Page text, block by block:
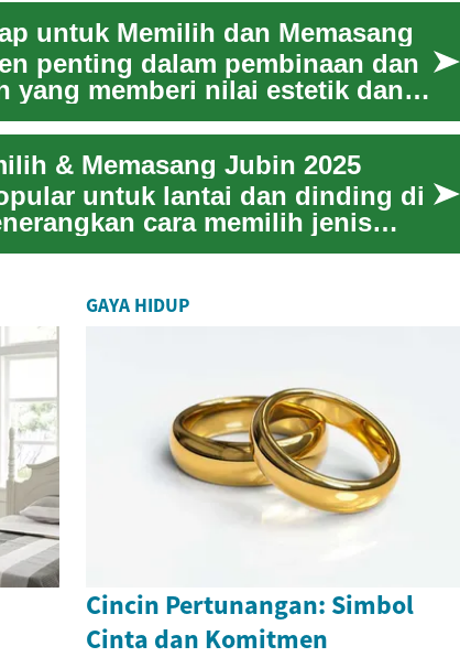
untuk Memilih dan Memasang
penting dalam pembinaan dan
yang memberi nilai estetik dan
& Memasang Jubin 2025
untuk lantai dan dinding di
cara memilih jenis
GAYA HIDUP
Cincin Pertunangan: Simbol
Cinta dan Komitmen